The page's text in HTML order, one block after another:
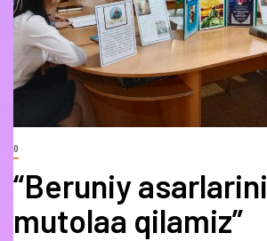
0
“Beruniy asarlarini
mutolaa qilamiz”